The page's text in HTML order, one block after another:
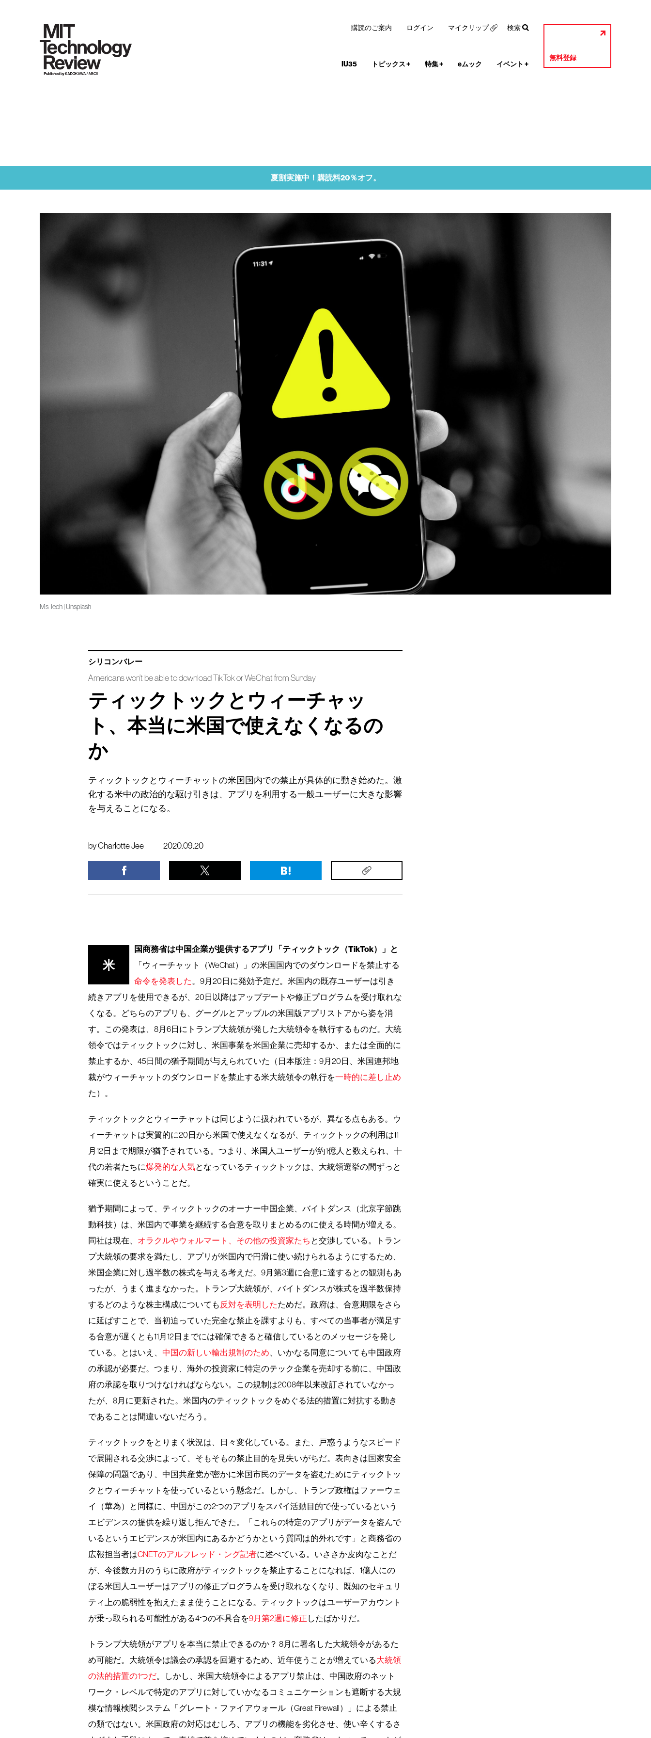
IU35 トピックス+ 特集+ eムック イベント +
無料登録
購読のご案内 ログイン マイクリップ 検索
夏割実施中！購読料20％オフ。
Ms Tech | Unsplash
シリコンバレー
Americans won’t be able to download TikTok or WeChat from Sunday
ティックトックとウィーチャッ
ト、本当に米国で使えなくなるの
か
ティックトックとウィーチャットの米国国内での禁止が具体的に動き始めた。激
化する米中の政治的な駆け引きは、アプリを利用する一般ユーザーに大きな影響
を与えることになる。
byCharlotte Jee 2020.09.20
米
国商務省は中国企業が提供するアプリ「ティックトック（TikTok）」と
「ウィーチャット（WeChat）」の米国国内でのダウンロードを禁止する
命令を発表した。9月20日に発効予定だ。米国内の既存ユーザーは引き
続きアプリを使用できるが、20日以降はアップデートや修正プログラムを受け取れな
くなる。どちらのアプリも、グーグルとアップルの米国版アプリストアから姿を消
す。この発表は、8月6日にトランプ大統領が発した大統領令を執行するものだ。大統
領令ではティックトックに対し、米国事業を米国企業に売却するか、または全面的に
禁止するか、45日間の猶予期間が与えられていた（日本版注：9月20日、米国連邦地
裁がウィーチャットのダウンロードを禁止する米大統領令の執行を一時的に差し止め
た）。
ティックトックとウィーチャットは同じように扱われているが、異なる点もある。ウ
ィーチャットは実質的に20日から米国で使えなくなるが、ティックトックの利用は11
月12日まで期限が猶予されている。つまり、米国人ユーザーが約1億人と数えられ、十
代の若者たちに爆発的な人気となっているティックトックは、大統領選挙の間ずっと
確実に使えるということだ。
猶予期間によって、ティックトックのオーナー中国企業、バイトダンス（北京字節跳
動科技）は、米国内で事業を継続する合意を取りまとめるのに使える時間が増える。
同社は現在、 オラクルやウォルマート、その他の投資家たち と交渉している。トラン
プ大統領の要求を満たし、アプリが米国内で円滑に使い続けられるようにするため、
米国企業に対し過半数の株式を与える考えだ。9月第3週に合意に達するとの観測もあ
ったが、うまく進まなかった。トランプ大統領が、バイトダンスが株式を過半数保持
するどのような株主構成についても 反対を表明したためだ。政府は、合意期限をさら
に延ばすことで、当初迫っていた完全な禁止を課すよりも、すべての当事者が満足す
る合意が遅くとも11月12日までには確保できると確信しているとのメッセージを発し
ている。とはいえ、 中国の新しい輸出規制のため、いかなる同意についても中国政府
の承認が必要だ。つまり、海外の投資家に特定のテック企業を売却する前に、中国政
府の承認を取りつけなければならない。この規制は2008年以来改訂されていなかっ
たが、8月に更新された。米国内のティックトックをめぐる法的措置に対抗する動き
であることは間違いないだろう。
ティックトックをとりまく状況は、日々変化している。また、戸惑うようなスピード
で展開される交渉によって、そもそもの禁止目的を見失いがちだ。表向きは国家安全
保障の問題であり、中国共産党が密かに米国市民のデータを盗むためにティックトッ
クとウィーチャットを使っているという懸念だ。しかし、トランプ政権はファーウェ
イ（華為）と同様に、中国がこの2つのアプリをスパイ活動目的で使っているという
エビデンスの提供を繰り返し拒んできた。「これらの特定のアプリがデータを盗んで
いるというエビデンスが米国内にあるかどうかという質問は的外れです」と商務省の
広報担当者はCNETのアルフレッド・ング記者に述べている。いささか皮肉なことだ
が、今後数カ月のうちに政府がティックトックを禁止することになれば、1億人にの
ぼる米国人ユーザーはアプリの修正プログラムを受け取れなくなり、既知のセキュリ
ティ上の脆弱性を抱えたまま使うことになる。ティックトックはユーザーアカウント
が乗っ取られる可能性がある4つの不具合を9月第2週に修正 したばかりだ。
トランプ大統領がアプリを本当に禁止できるのか？ 8月に署名した大統領令があるた
め可能だ。大統領令は議会の承認を回避するため、近年使うことが増えている大統領
の法的措置の1つだ。しかし、米国大統領令によるアプリ禁止は、中国政府のネット
ワーク・レベルで特定のアプリに対していかなるコミュニケーションも遮断する大規
模な情報検閲システム「グレート・ファイアウォール（Great Firewall）」による禁止
の類ではない。米国政府の対応はむしろ、アプリの機能を劣化させ、使い辛くするさ